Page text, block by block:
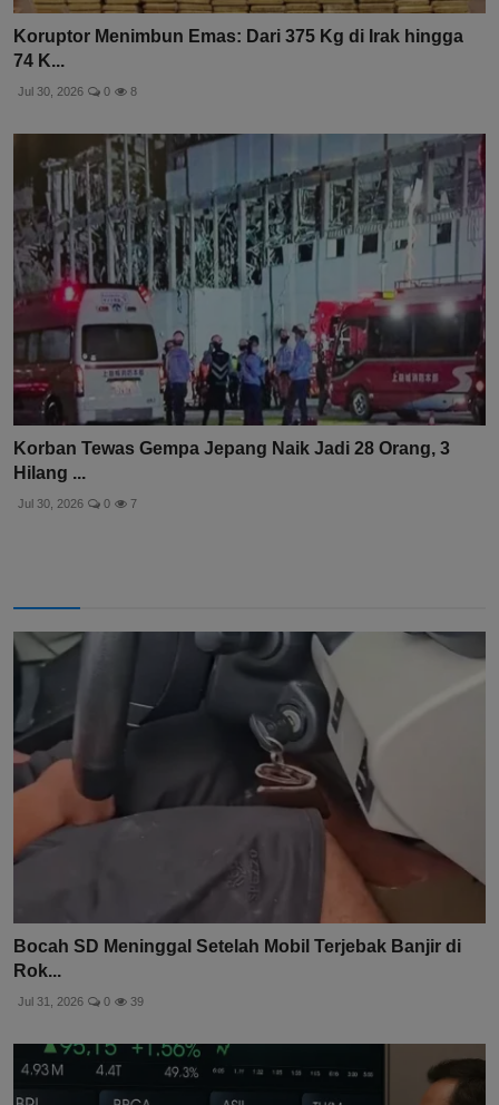
Koruptor Menimbun Emas: Dari 375 Kg di Irak hingga
74 K...
Jul 30, 2026 0 8
Korban Tewas Gempa Jepang Naik Jadi 28 Orang, 3
Hilang ...
Jul 30, 2026 0 7
Bocah SD Meninggal Setelah Mobil Terjebak Banjir di
Rok...
Jul 31, 2026 0 39